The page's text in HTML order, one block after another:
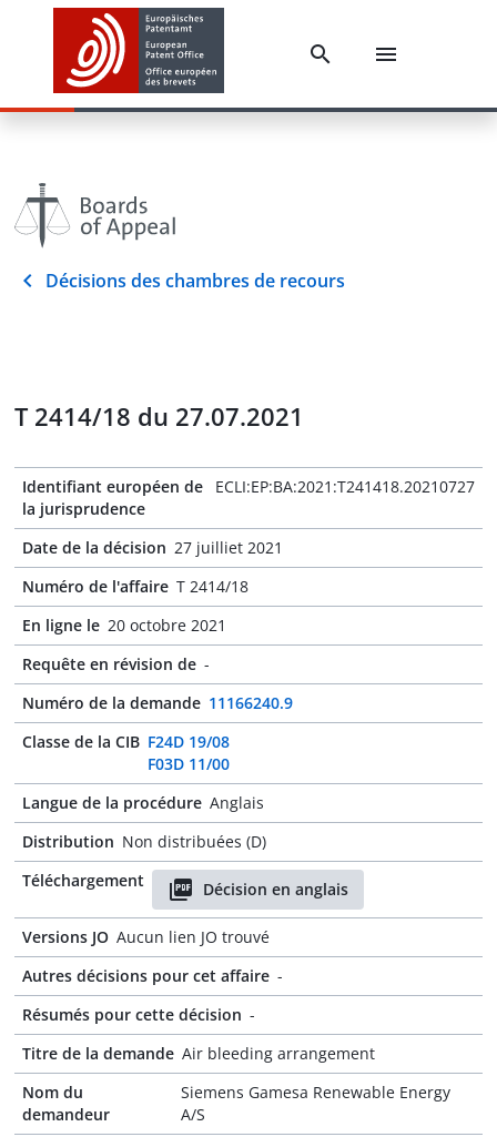
Décisions des chambres de recours
T 2414/18 du 27.07.2021
Identifiant européen de
la jurisprudence
ECLI:EP:BA:2021:T241418.20210727
Date de la décision 27 juilliet 2021
Numéro de l'affaire T 2414/18
En ligne le 20 octobre 2021
Requête en révision de -
Numéro de la demande 11166240.9
Classe de la CIB F24D 19/08
F03D 11/00
Langue de la procédure Anglais
Distribution Non distribuées (D)
Téléchargement
Décision en anglais
Versions JO Aucun lien JO trouvé
Autres décisions pour cet affaire -
Résumés pour cette décision -
Titre de la demande Air bleeding arrangement
Nom du
demandeur
Siemens Gamesa Renewable Energy
A/S